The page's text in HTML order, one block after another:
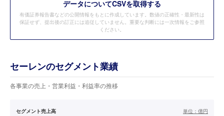
データについてCSVを取得する
有価証券報告書などの公開情報をもとに作成しています。数値の正確性・最新性は
保証せず、提出後の訂正には追従していません。重要な判断には一次情報をご参照
ください。
セーレンのセグメント業績
各事業の売上・営業利益・利益率の推移
セグメント売上高 単位： 億円